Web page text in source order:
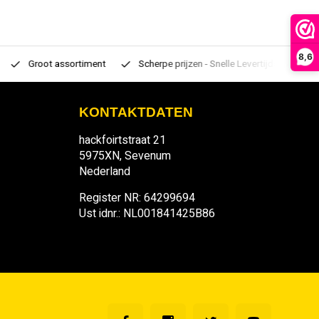
8,6
Groot assortiment Scherpe prijzen - Snelle Levertijden 7
KONTAKTDATEN
hackfoirtstraat 21
5975XN, Sevenum
Nederland
Register NR: 64299694
Ust idnr.: NL001841425B86